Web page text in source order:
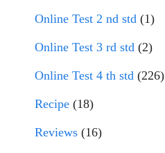
Online Test 2 nd std (1)
Online Test 3 rd std (2)
Online Test 4 th std (226)
Recipe (18)
Reviews (16)